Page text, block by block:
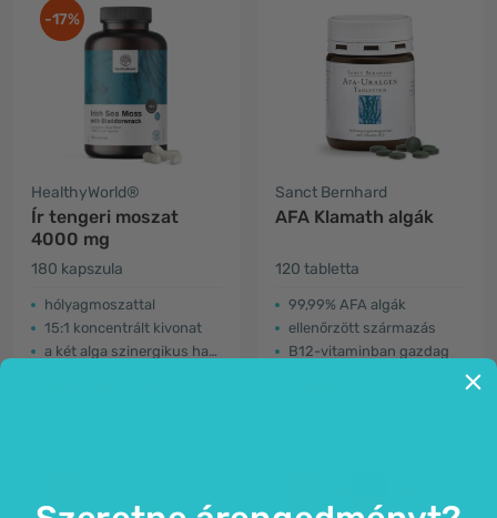
-17%
HealthyWorld®
Ír tengeri moszat
4000 mg
180 kapszula
hólyagmoszattal
15:1 koncentrált kivonat
a két alga szinergikus hatása
Sanct Bernhard
AFA Klamath algák
120 tabletta
99,99% AFA algák
ellenőrzött származás
B12-vitaminban gazdag